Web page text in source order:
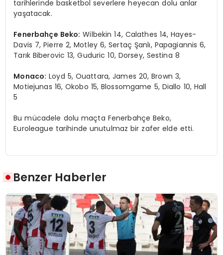
tarihlerinde basketbol severlere heyecan dolu anlar
yaşatacak.
Fenerbahçe Beko: Wilbekin 14, Calathes 14, Hayes-
Davis 7, Pierre 2, Motley 6, Sertaç Şanlı, Papagiannis 6,
Tarık Biberovic 13, Guduric 10, Dorsey, Sestina 8
Monaco: Loyd 5, Ouattara, James 20, Brown 3,
Motiejunas 16, Okobo 15, Blossomgame 5, Diallo 10, Hall
5
Bu mücadele dolu maçta Fenerbahçe Beko,
Euroleague tarihinde unutulmaz bir zafer elde etti.
Benzer Haberler